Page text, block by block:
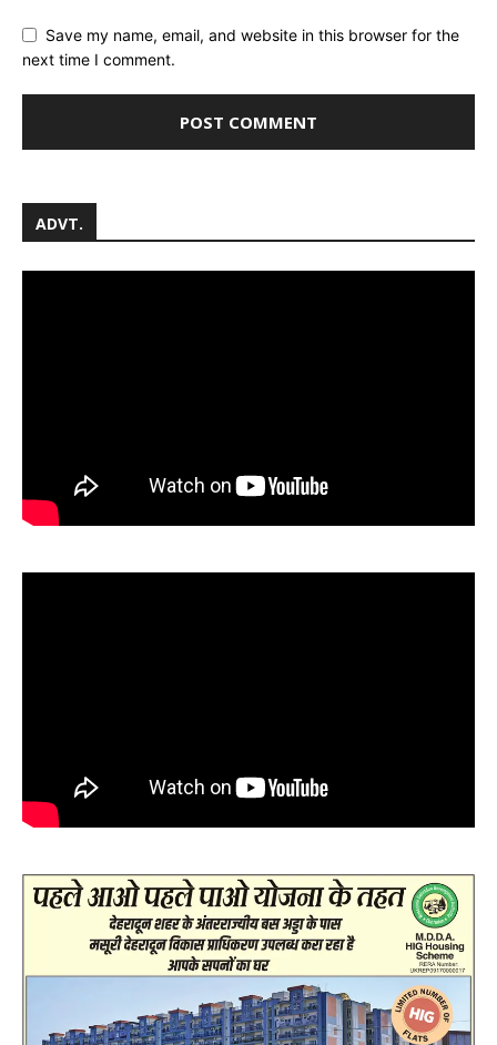
Save my name, email, and website in this browser for the
next time I comment.
ADVT.